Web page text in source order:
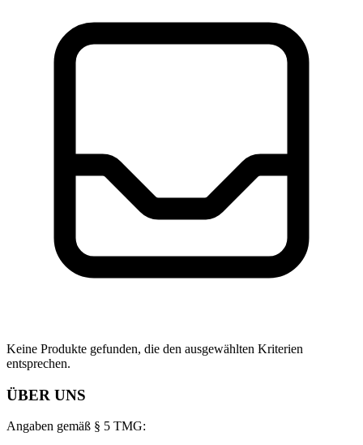
Keine Produkte gefunden, die den ausgewählten Kriterien
entsprechen.
ÜBER UNS
Angaben gemäß § 5 TMG: